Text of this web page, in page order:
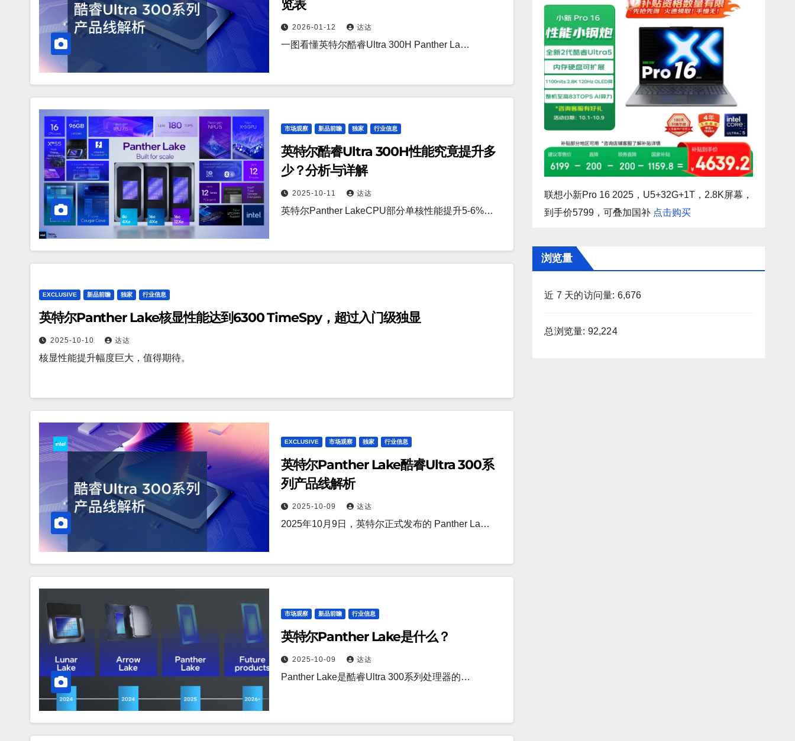
览表
2026-01-12 达达
一图看懂英特尔酷睿Ultra 300H Panther La…
市场观察 新品前瞻 独家 行业信息
英特尔酷睿Ultra 300H性能究竟提升多
少？分析与详解
2025-10-11 达达
英特尔Panther LakeCPU部分单核性能提升5-6%…
EXCLUSIVE 新品前瞻 独家 行业信息
英特尔Panther Lake核显性能达到6300 TimeSpy，超过入门级独显
2025-10-10 达达
核显性能提升幅度巨大，值得期待。
EXCLUSIVE 市场观察 独家 行业信息
英特尔Panther Lake酷睿Ultra 300系
列产品线解析
2025-10-09 达达
2025年10月9日，英特尔正式发布的 Panther La…
市场观察 新品前瞻 行业信息
英特尔Panther Lake是什么？
2025-10-09 达达
Panther Lake是酷睿Ultra 300系列处理器的…
联想小新Pro 16 2025，U5+32G+1T，2.8K屏幕，
到手价5799，可叠加国补 点击购买
浏览量
近 7 天的访问量: 6,676
总浏览量: 92,224